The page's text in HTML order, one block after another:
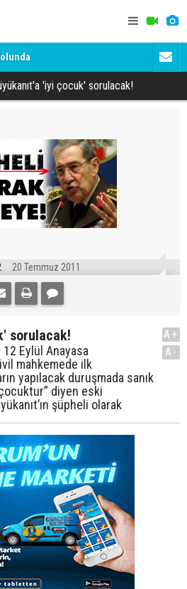
'Bot
'iyi çocuk' sorulacak!
20 Temmuz 2011
sorulacak!
12 Eylül Anayasa
mahkemede ilk
yapılacak duruşmada sanık
diyen eski
şüpheli olarak
A+
A-